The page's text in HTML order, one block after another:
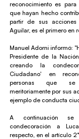
reconocimiento es
que hayan hecho
partir de sus
Aguilar, es el primero en
Manuel Adorni informó:
Presidente de la
creando la
Ciudadano' en
personas que se
meritoriamente por sus
ejemplo de conducta
A continuación
condecoración a
respecto, en el artículo